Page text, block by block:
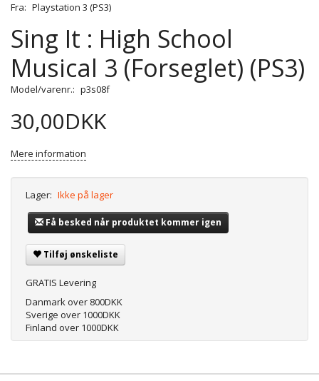
Fra: Playstation 3 (PS3)
Sing It : High School
Musical 3 (Forseglet) (PS3)
Model/varenr.: p3s08f
30,00DKK
Mere information
Lager: Ikke på lager
Få besked når produktet kommer igen
Tilføj ønskeliste
GRATIS Levering
Danmark over 800DKK
Sverige over 1000DKK
Finland over 1000DKK